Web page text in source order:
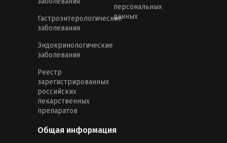
Гастроэнтерологические
заболевания
Эндокринологические
заболевания
Реестр
зарегистрированных
российских
лекарственных
препаратов
персональных
данных
Общая информация